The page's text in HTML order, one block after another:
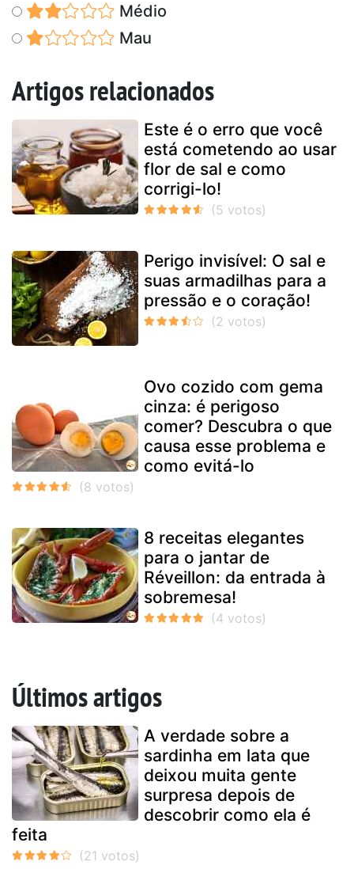
Médio
Mau
Artigos relacionados
Este é o erro que você
está cometendo ao usar
flor de sal e como
corrigi-lo!
Perigo invisível: O sal e
suas armadilhas para a
pressão e o coração!
Ovo cozido com gema
cinza: é perigoso
comer? Descubra o que
causa esse problema e
como evitá-lo
8 receitas elegantes
para o jantar de
Réveillon: da entrada à
sobremesa!
Últimos artigos
A verdade sobre a
sardinha em lata que
deixou muita gente
surpresa depois de
descobrir como ela é
feita